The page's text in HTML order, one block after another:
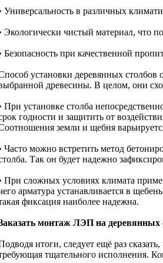
Универсальность в различных
Экологически чистый материал, что
Безопасность при качественной
установки деревянных столбов
древесины. В целом, они
При установке столба
годности и защитить от
земли и щебня
Часто можно встретить метод
Так он будет надежно
При сложных условиях климата
арматура устанавливается в
фиксация наиболее надежна.
монтаж ЛЭП на деревянных
итоги, следует ещё раз сказать,
тщательного исполнения.